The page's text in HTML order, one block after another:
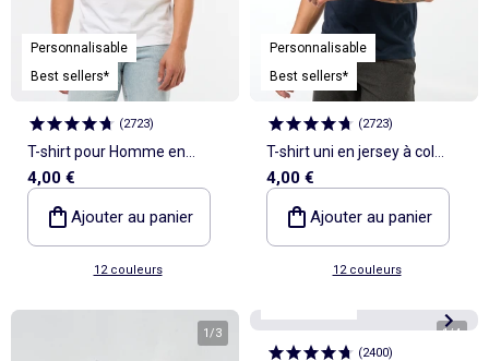
Personnalisable
Best sellers*
(2723)
T-shirt pour Homme en
jersey uni à col rond
4,00 €
Ajouter au panier
12 couleurs
Personnalisable
Best sellers*
(2723)
T-shirt uni en jersey à col
rond Homme
4,00 €
Ajouter au panier
12 couleurs
1/3
Personnalisable
1/4
(2400)